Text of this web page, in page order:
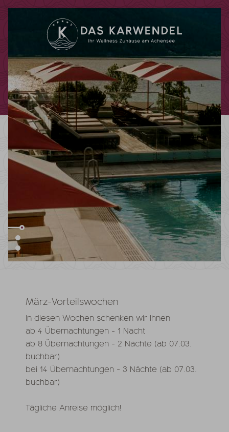
März-Vorteilswochen
In diesen Wochen schenken wir Ihnen
ab 4 Übernachtungen - 1 Nacht
ab 8 Übernachtungen - 2 Nächte (ab 07.03.
buchbar)
bei 14 Übernachtungen - 3 Nächte (ab 07.03.
buchbar)
Tägliche Anreise möglich!